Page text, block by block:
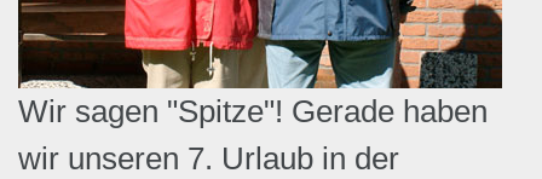
Wir sagen "Spitze"! Gerade haben
wir unseren 7. Urlaub in der